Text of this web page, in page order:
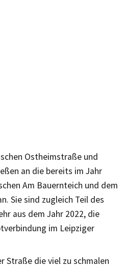
Ostheimstraße und
an die bereits im Jahr
Am Bauernteich und dem
Sie sind zugleich Teil des
aus dem Jahr 2022, die
im Leipziger
Straße die viel zu schmalen